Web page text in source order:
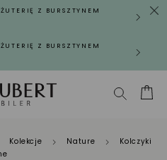
Z BURSZTYNEM
Z BURSZTYNEM
Kolekcje Nature
Kolczyki